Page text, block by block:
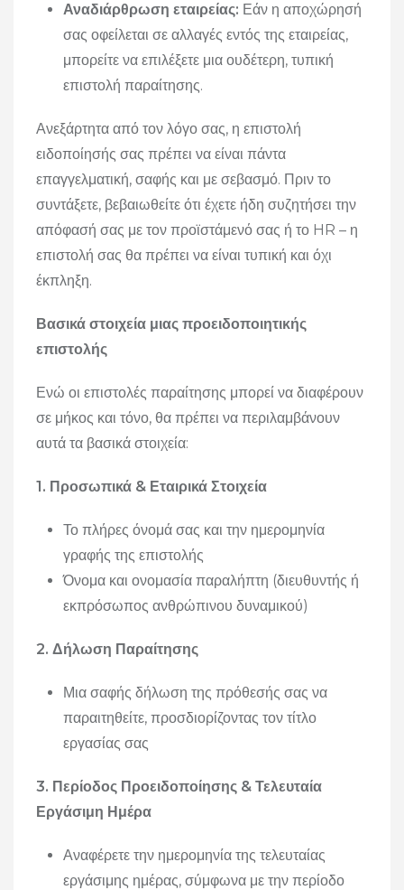
Αναδιάρθρωση εταιρείας: Εάν η αποχώρησή
σας οφείλεται σε αλλαγές εντός της εταιρείας,
μπορείτε να επιλέξετε μια ουδέτερη, τυπική
επιστολή παραίτησης.
Ανεξάρτητα από τον λόγο σας, η επιστολή
ειδοποίησής σας πρέπει να είναι πάντα
επαγγελματική, σαφής και με σεβασμό. Πριν το
συντάξετε, βεβαιωθείτε ότι έχετε ήδη συζητήσει την
απόφασή σας με τον προϊστάμενό σας ή το HR – η
επιστολή σας θα πρέπει να είναι τυπική και όχι
έκπληξη.
Βασικά στοιχεία μιας προειδοποιητικής
επιστολής
Ενώ οι επιστολές παραίτησης μπορεί να διαφέρουν
σε μήκος και τόνο, θα πρέπει να περιλαμβάνουν
αυτά τα βασικά στοιχεία:
1. Προσωπικά & Εταιρικά Στοιχεία
Το πλήρες όνομά σας και την ημερομηνία
γραφής της επιστολής
Όνομα και ονομασία παραλήπτη (διευθυντής ή
εκπρόσωπος ανθρώπινου δυναμικού)
2. Δήλωση Παραίτησης
Μια σαφής δήλωση της πρόθεσής σας να
παραιτηθείτε, προσδιορίζοντας τον τίτλο
εργασίας σας
3. Περίοδος Προειδοποίησης & Τελευταία
Εργάσιμη Ημέρα
Αναφέρετε την ημερομηνία της τελευταίας
εργάσιμης ημέρας, σύμφωνα με την περίοδο